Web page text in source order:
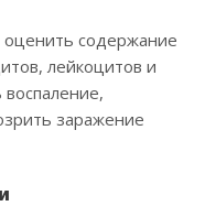
содержание
лейкоцитов и
заражение